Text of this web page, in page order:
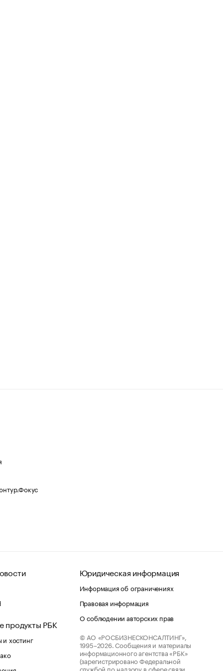
продукты РБК
хостинг
Юридическая информация
Информация об ограничениях
Правовая информация
О соблюдении авторских прав
© АО «РОСБИЗНЕСКОНСАЛТИНГ»,
1995–2026. Сообщения и материалы
информационного агентства «РБК»
(зарегистрировано Федеральной
службой по надзору в сфере связи,